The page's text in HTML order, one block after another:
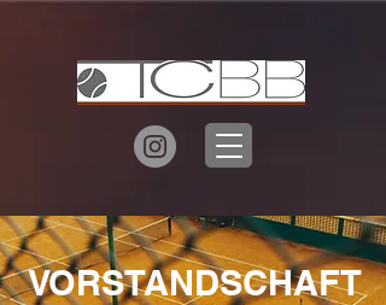
VORSTANDSCHAFT